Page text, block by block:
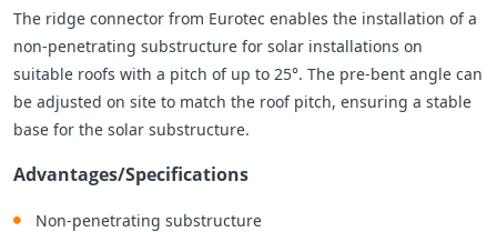
The ridge connector from Eurotec enables the installation of a
non‑penetrating substructure for solar installations on
suitable roofs with a pitch of up to 25°. The pre‑bent angle can
be adjusted on site to match the roof pitch, ensuring a stable
base for the solar substructure.
Advantages/Specifications
Non‑penetrating substructure